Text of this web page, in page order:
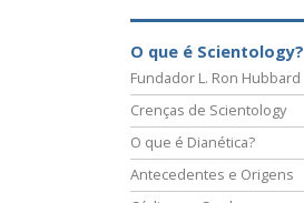
O que é Scientology?
Fundador L. Ron Hubbard
Crenças de Scientology
O que é Dianética?
Antecedentes e Origens